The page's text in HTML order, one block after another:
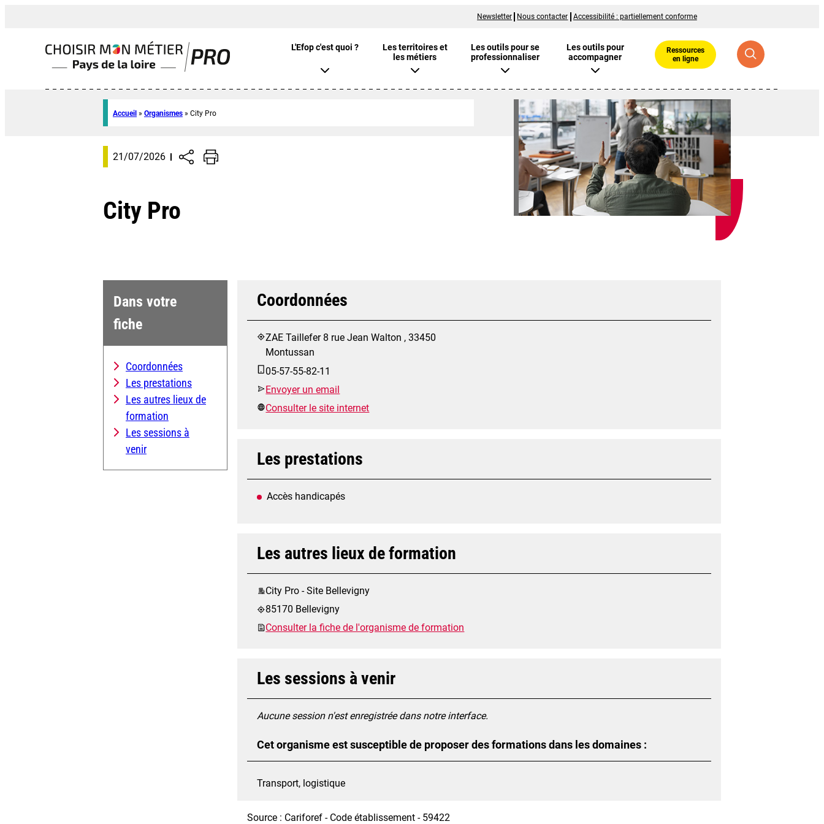
Newsletter Nous contacter Accessibilité : partiellement conforme
L'Efop c'est quoi ?
Les territoires et
les métiers
Les outils pour se
professionnaliser
Les outils pour
accompagner
Ressources
en ligne
Accueil » Organismes » City Pro
21/07/2026
City Pro
Dans votre
fiche
Coordonnées
Les prestations
Les autres lieux de
formation
Les sessions à
venir
Coordonnées
ZAE Taillefer 8 rue Jean Walton , 33450
Montussan
05-57-55-82-11
Envoyer un email
Consulter le site internet
Les prestations
Accès handicapés
Les autres lieux de formation
City Pro - Site Bellevigny
85170 Bellevigny
Consulter la fiche de l'organisme de formation
Les sessions à venir
Aucune session n'est enregistrée dans notre interface.
Cet organisme est susceptible de proposer des formations dans les domaines :
Transport, logistique
Source : Cariforef - Code établissement - 59422